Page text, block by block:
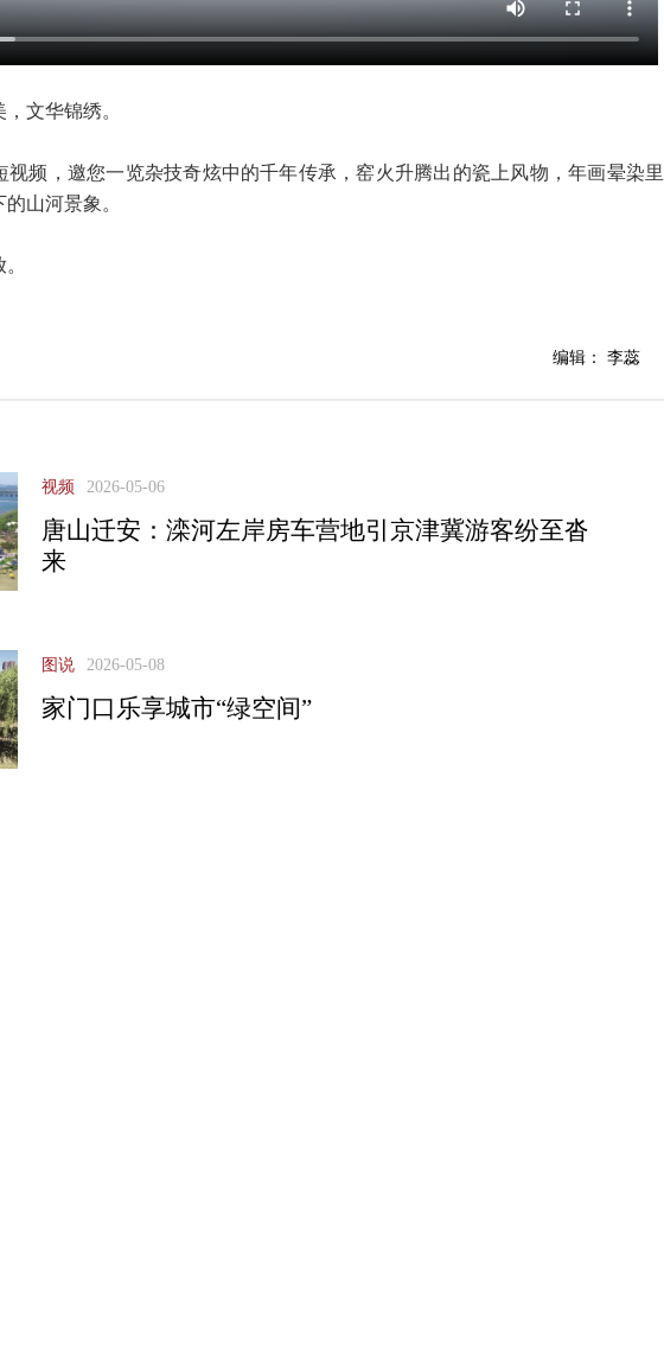
文华锦绣。
视频，邀您一览杂技奇炫中的千年传承，窑火升腾出的瓷上风物，年画晕染里
山河景象。
编辑： 李蕊
视频 2026-05-06
唐山迁安：滦河左岸房车营地引京津冀游客纷至沓
来
图说 2026-05-08
家门口乐享城市“绿空间”